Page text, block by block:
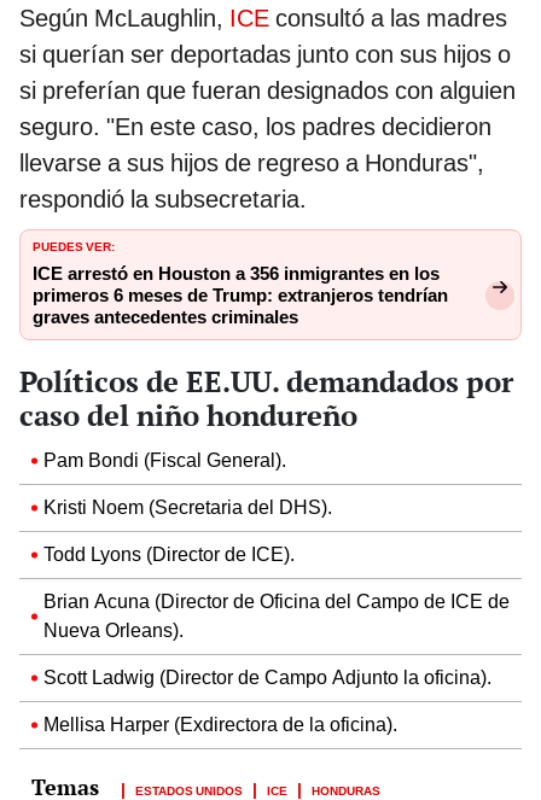
Según McLaughlin, ICE consultó a las madres
si querían ser deportadas junto con sus hijos o
si preferían que fueran designados con alguien
seguro. "En este caso, los padres decidieron
llevarse a sus hijos de regreso a Honduras",
respondió la subsecretaria.
PUEDES VER:
ICE arrestó en Houston a 356 inmigrantes en los
primeros 6 meses de Trump: extranjeros tendrían
graves antecedentes criminales
Políticos de EE.UU. demandados por
caso del niño hondureño
Pam Bondi (Fiscal General).
Kristi Noem (Secretaria del DHS).
Todd Lyons (Director de ICE).
Brian Acuna (Director de Oficina del Campo de ICE de
Nueva Orleans).
Scott Ladwig (Director de Campo Adjunto la oficina).
Mellisa Harper (Exdirectora de la oficina).
ESTADOS UNIDOS ICE HONDURAS